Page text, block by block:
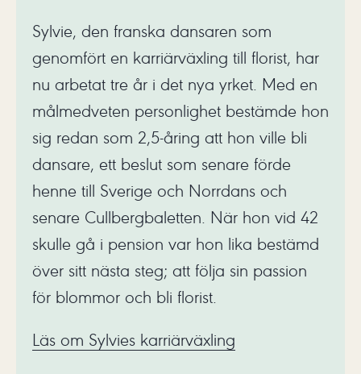
Sylvie, den franska dansaren som
genomfört en karriärväxling till florist, har
nu arbetat tre år i det nya yrket. Med en
målmedveten personlighet bestämde hon
sig redan som 2,5-åring att hon ville bli
dansare, ett beslut som senare förde
henne till Sverige och Norrdans och
senare Cullbergbaletten. När hon vid 42
skulle gå i pension var hon lika bestämd
över sitt nästa steg; att följa sin passion
för blommor och bli florist.
Läs om Sylvies karriärväxling